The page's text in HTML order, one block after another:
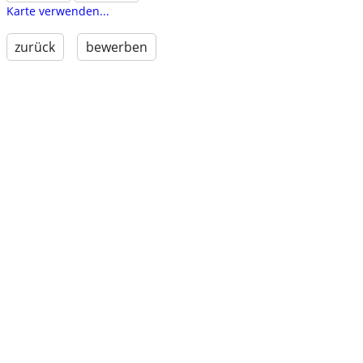
Karte verwenden...
zurück bewerben